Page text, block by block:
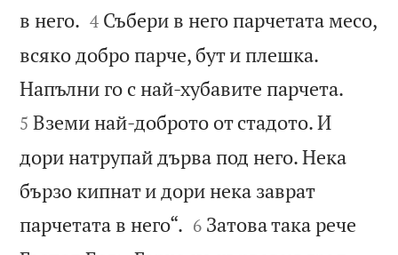
в него. 

4 Събери в него парчетата месо,
всяко добро парче, бут и плешка.
Напълни го с най-хубавите парчета.
5 Вземи най-доброто от стадото. И
дори натрупай дърва под него. Нека
бързо кипнат и дори нека заврат
парчетата в него“. 

6 Затова така рече